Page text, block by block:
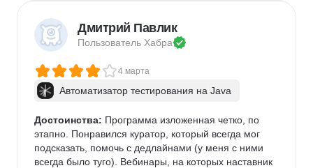
Дмитрий Павлик
Пользователь Хабра
4 марта
Автоматизатор тестирования на Java
Достоинства: Программа изложенная четко, по
этапно. Понравился куратор, который всегда мог
подсказать, помочь с дедлайнами (у меня с ними
всегда было туго). Вебинары, на которых наставник